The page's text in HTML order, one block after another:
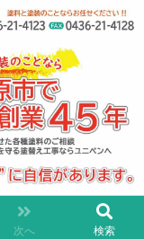
次へ 検索